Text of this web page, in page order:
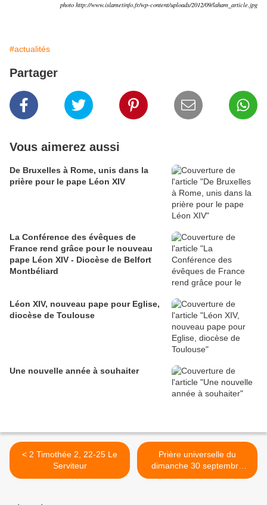
photo http://www.islametinfo.fr/wp-content/uploads/2012/09/laham_article.jpg
#actualités
Partager
Vous aimerez aussi
De Bruxelles à Rome, unis dans la
prière pour le pape Léon XIV
La Conférence des évêques de
France rend grâce pour le nouveau
pape Léon XIV - Diocèse de Belfort
Montbéliard
Léon XIV, nouveau pape pour Eglise,
diocèse de Toulouse
Une nouvelle année à souhaiter
< 2 Timothée 2, 22-25 Le
Serviteur
Prière universelle du
dimanche 30 septembre
2012 >